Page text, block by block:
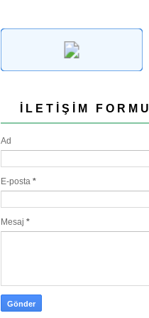
İLETIŞIM FORMU
Ad
E-posta *
Mesaj *